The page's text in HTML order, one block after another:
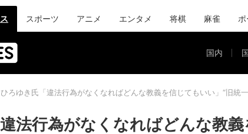
スポーツ アニメ エンタメ 将棋 麻雀
国内
ひろゆき氏「違法行為がなくなればどんな教義を信じてもいい」“旧統
法行為がなくなればどんな教義